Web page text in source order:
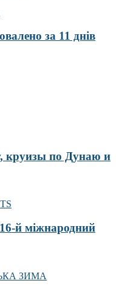
за 11 днів
круизы по Дунаю и
й міжнародний